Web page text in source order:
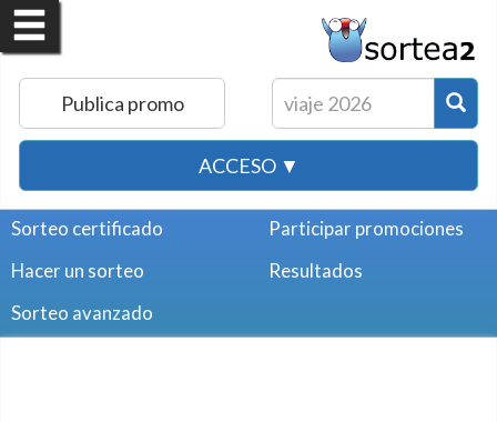
Publica promo
ACCESO ▼
Sorteo certificado
Hacer un sorteo
Sorteo avanzado
Participar promociones
Resultados